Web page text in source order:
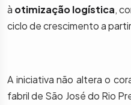
à otimização logística,
ciclo de crescimento a
A iniciativa não altera o
fabril de São José do Rio